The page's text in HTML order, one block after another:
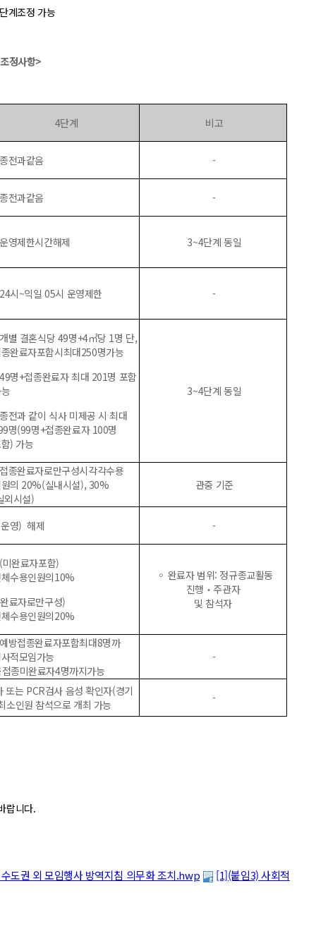
계조정 가능
정사항>
4단계 비고
전과같음 -
전과같음 -
영제한시간해제 3~4단계 동일
시~익일 05시 운영제한 -
별 결혼식당 49명+4㎡당 1명 단,
완료자포함시최대250명가능
명+접종완료자 최대 201명 포함
전과 같이 식사 미제공 시 최대
명(99명+접종완료자 100명
) 가능
3~4단계 동일
종완료자로만구성시각각수용
의 20%(실내시설), 30%
외시설)
관중 기준
영) 해제 -
미완료자포함)
수용인원의10%
료자로만구성)
수용인원의20%
◦ 완료자 범위: 정규종교활동
진행‧주관자
및 참석자
방접종완료자포함최대8명까
적모임가능
종미완료자4명까지가능
-
또는 PCR검사 음성 확인자(경기
소인원 참석으로 개최 가능
-
랍니다.
도권 외 모임행사 방역지침 의무화 조치.hwp
[1](붙임3) 사회적